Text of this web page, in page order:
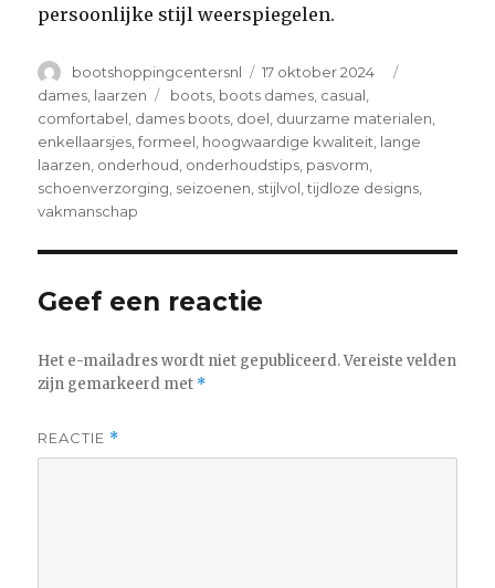
persoonlijke stijl weerspiegelen.
Author
bootshoppingcentersnl
Posted
on
17 oktober 2024
dames laarzen Tags
boots boots dames casual
comfortabel dames boots doel duurzame materialen
enkellaarsjes ,formeel hoogwaardige kwaliteit lange
laarzen onderhoud onderhoudstips pasvorm
schoenverzorging seizoenen stijlvol ,tijdloze designs
vakmanschap
Geef een reactie
Het e-mailadres wordt niet gepubliceerd. Vereiste velden
zijn gemarkeerd met *
REACTIE *